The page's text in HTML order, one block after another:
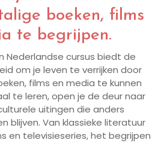
boeken, films
te begrijpen.
Nederlandse cursus biedt de
om je leven te verrijken door
films en media te kunnen
te leren, open je de deur naar
uitingen die anders
blijven. Van klassieke literatuur
en televisieseries, het begrijpen